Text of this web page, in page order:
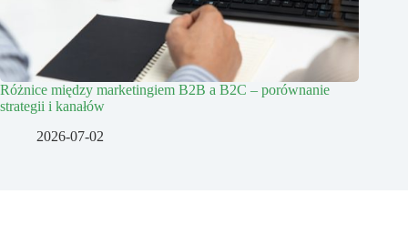
Różnice między marketingiem B2B a B2C – porównanie
strategii i kanałów
2026-07-02